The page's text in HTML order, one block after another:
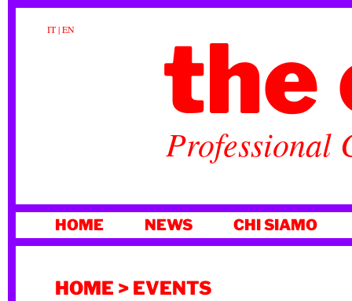
IT|EN the
Professional
AL
HOME NEWS CHI SIAMO
HOME > EVENTS